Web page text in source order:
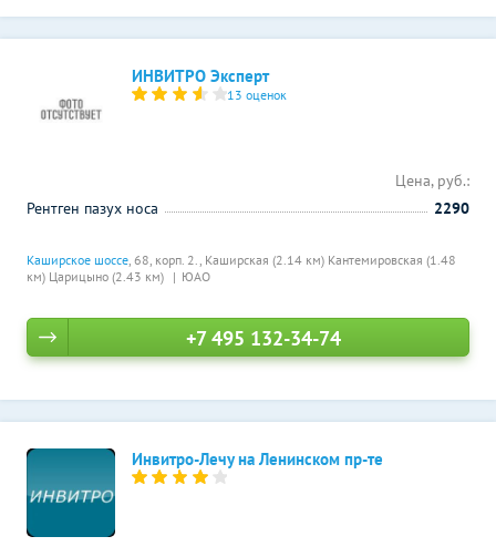
ИНВИТРО Эксперт
13 оценок
Каширское шоссе, 68, корп. 2., Каширская (2.14 км) Кантемировская (1.48
км) Царицыно (2.43 км) ЮАО
Цена, руб.:
Рентген пазух носа
2290
+7 495 132-34-74
Инвитро-Лечу на Ленинском пр-те